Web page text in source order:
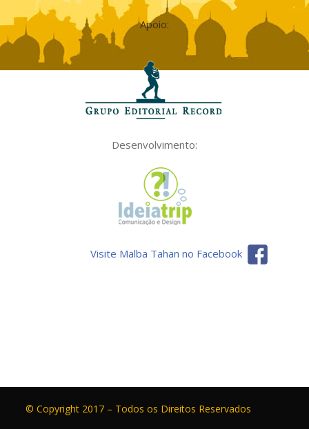
Apoio:
Desenvolvimento:
Visite Malba Tahan no Facebook
© Copyright 2017 – Todos os Direitos Reservados